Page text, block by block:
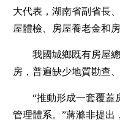
大代表，湖南省副省長
屋體檢、房屋養老金和
我國城鄉既有房屋
房，普遍缺少地質勘查
“推動形成一套覆蓋
管理體系。”蔣滌非提出